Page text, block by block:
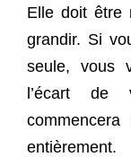
Elle doit être
grandir. Si
seule, vous
l’écart de
entièrement.